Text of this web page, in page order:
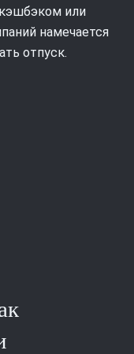
или
намечается
отпуск.